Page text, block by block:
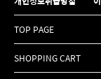
TOP PAGE
SHOPPING CART